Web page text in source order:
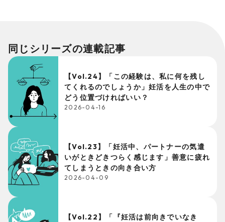
同じシリーズの連載記事
【Vol.24】「この経験は、私に何を残し
てくれるのでしょうか」妊活を人生の中で
どう位置づければいい？
2026-04-16
【Vol.23】「妊活中、パートナーの気遣
いがときどきつらく感じます」善意に疲れ
てしまうときの向き合い方
2026-04-09
【Vol.22】「『妊活は前向きでいなき